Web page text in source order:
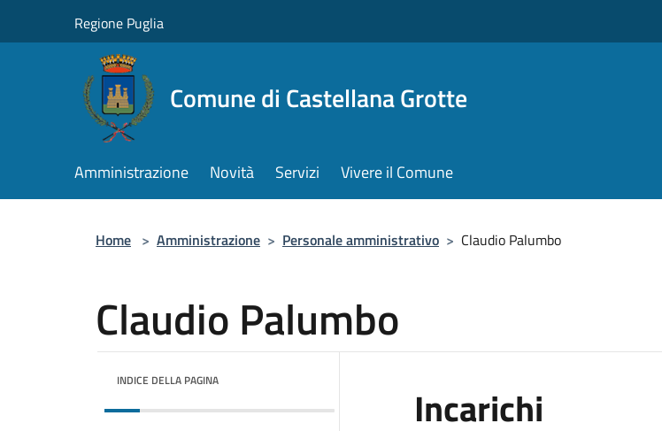
Regione Puglia
Comune di Castellana Grotte
Amministrazione Novità Servizi Vivere il Comune
Home > Amministrazione > Personale amministrativo > Claudio Palumbo
Claudio Palumbo
INDICE DELLA PAGINA
Incarichi